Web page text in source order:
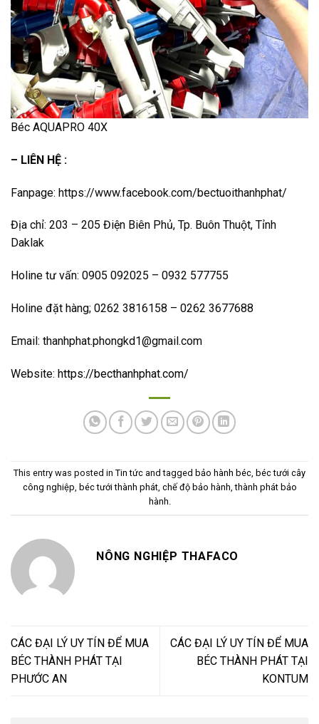
Béc AQUAPRO 40X
– LIÊN HỆ :
Fanpage: https://www.facebook.com/bectuoithanhphat/
Địa chỉ: 203 – 205 Điện Biên Phủ, Tp. Buôn Thuột, Tỉnh
Daklak
Holine tư vấn: 0905 092025 – 0932 577755
Holine đặt hàng; 0262 3816158 – 0262 3677688
Email: thanhphat.phongkd1@gmail.com
Website: https://becthanhphat.com/
This entry was posted in Tin tức and tagged bảo hành béc béc tưới cây
công nghiệp béc tưới thành phát, chế độ bảo hành ,thành phát bảo
hành
NÔNG NGHIỆP THAFACO
CÁC ĐẠI LÝ UY TÍN ĐỂ MUA
BÉC THÀNH PHÁT TẠI
PHƯỚC AN
CÁC ĐẠI LÝ UY TÍN ĐỂ MUA
BÉC THÀNH PHÁT TẠI
KONTUM